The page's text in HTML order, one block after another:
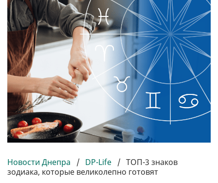
Новости Днепра / DP-Life / ТОП-3 знаков
зодиака, которые великолепно готовят